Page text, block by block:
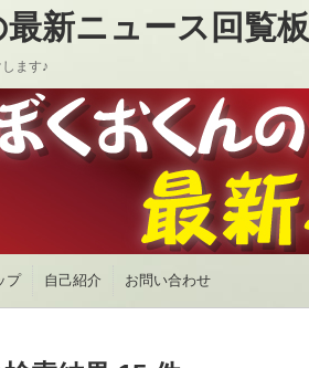
新ニュース回覧板
ます♪
プ 自己紹介 お問い合わせ